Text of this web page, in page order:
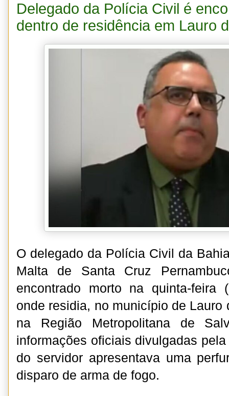
Delegado da Polícia Civil é
dentro de residência em Lauro
O delegado da Polícia Civil da
Malta de Santa Cruz
encontrado morto na quinta-feira
onde residia, no município de Lauro
na Região Metropolitana de
informações oficiais divulgadas
do servidor apresentava uma
disparo de arma de fogo.